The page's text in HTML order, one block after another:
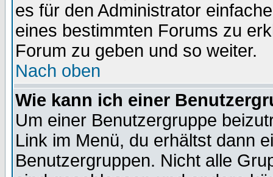
es für den Administrator
eines bestimmten Forums zu
Forum zu geben und so weiter.
Nach oben
Wie kann ich einer
Um einer Benutzergruppe
Link im Menü, du erhältst dann
Benutzergruppen. Nicht alle